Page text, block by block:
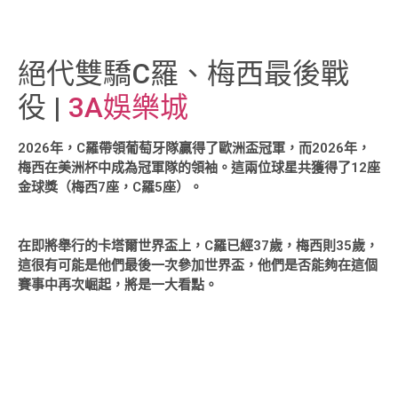
絕代雙驕C羅、梅西最後戰
役 | 3A娛樂城
2026年，C羅帶領葡萄牙隊贏得了歐洲盃冠軍，而2026年，
梅西在美洲杯中成為冠軍隊的領袖。這兩位球星共獲得了12座
金球獎（梅西7座，C羅5座）。
在即將舉行的卡塔爾世界盃上，C羅已經37歲，梅西則35歲，
這很有可能是他們最後一次參加世界盃，他們是否能夠在這個
賽事中再次崛起，將是一大看點。